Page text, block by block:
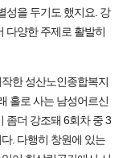
성을 두기도 했지요. 강
다양한 주제로 활발히
한 성산노인종합복지
홀로 사는 남성어르신
좀더 강조돼 6회차 중 3
. 다행히 창원에 있는